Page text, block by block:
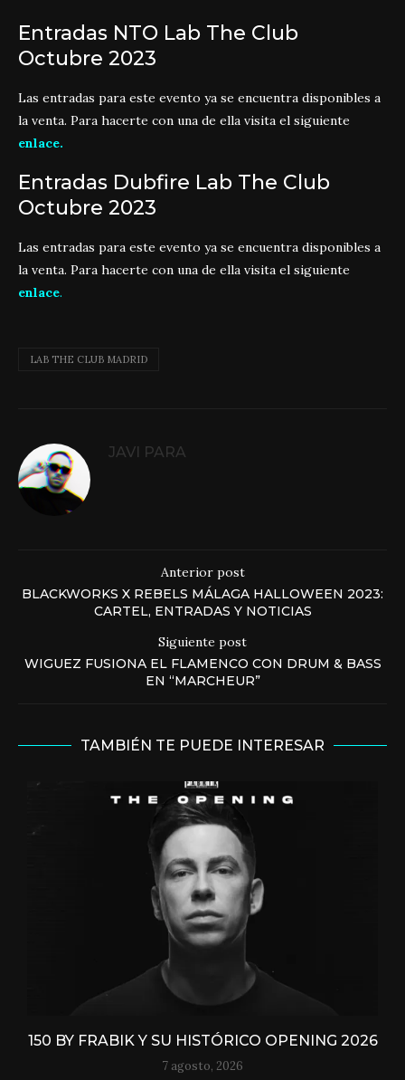
Entradas NTO Lab The Club
Octubre 2023
Las entradas para este evento ya se encuentra disponibles a
la venta. Para hacerte con una de ella visita el siguiente
enlace.
Entradas Dubfire Lab The Club
Octubre 2023
Las entradas para este evento ya se encuentra disponibles a
la venta. Para hacerte con una de ella visita el siguiente
enlace.
LAB THE CLUB MADRID
JAVI PARA
Anterior post
BLACKWORKS X REBELS MÁLAGA HALLOWEEN 2023:
CARTEL, ENTRADAS Y NOTICIAS
Siguiente post
WIGUEZ FUSIONA EL FLAMENCO CON DRUM & BASS
EN “MARCHEUR”
TAMBIÉN TE PUEDE INTERESAR
150 BY FRABIK Y SU HISTÓRICO OPENING 2026
7 agosto, 2026